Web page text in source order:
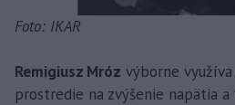
Foto: IKAR
Remigiusz Mróz výborne
prostredie na zvýšenie napätia